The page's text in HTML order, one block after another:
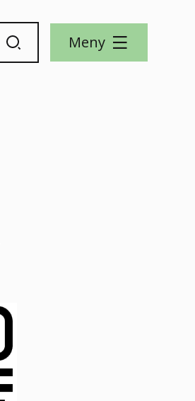
Meny